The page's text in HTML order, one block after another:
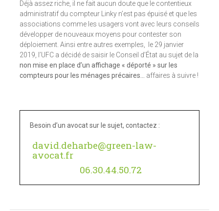
Déjà assez riche, il ne fait aucun doute que le contentieux
administratif du compteur Linky n’est pas épuisé et que les
associations comme les usagers vont avec leurs conseils
développer de nouveaux moyens pour contester son
déploiement. Ainsi entre autres exemples, le 29 janvier
2019, l’UFC a décidé de saisir le Conseil d’État au sujet de la
non mise en place d’un affichage « déporté » sur les
compteurs pour les ménages précaires… affaires à suivre !
Besoin d’un avocat sur le sujet, contactez :
david.deharbe@green-law-
avocat.fr
06.30.44.50.72